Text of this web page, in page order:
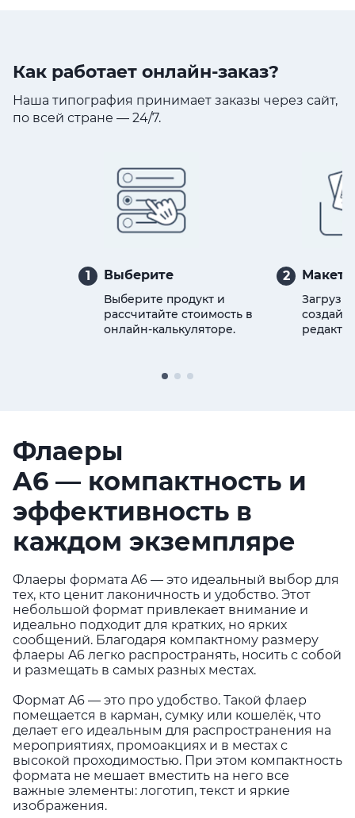
Как работает онлайн-заказ?
Наша типография принимает заказы через сайт,
по всей стране — 24/7.
1 Выберите
Выберите продукт и
рассчитайте стоимость в
онлайн-калькуляторе.
2 Макет
Флаеры
A6 — компактность и
эффективность в
каждом экземпляре
Флаеры формата A6 — это идеальный выбор для
тех, кто ценит лаконичность и удобство. Этот
небольшой формат привлекает внимание и
идеально подходит для кратких, но ярких
сообщений. Благодаря компактному размеру
флаеры A6 легко распространять, носить с собой
и размещать в самых разных местах.
Формат A6 — это про удобство. Такой флаер
помещается в карман, сумку или кошелёк, что
делает его идеальным для распространения на
мероприятиях, промоакциях и в местах с
высокой проходимостью. При этом компактность
формата не мешает вместить на него все
важные элементы: логотип, текст и яркие
изображения.